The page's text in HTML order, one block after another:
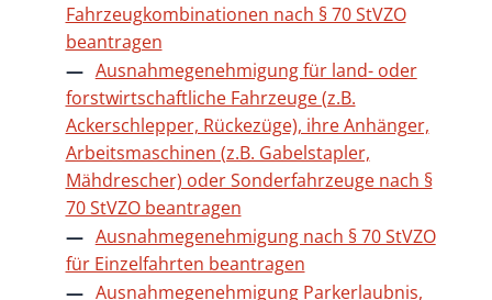
Fahrzeugkombinationen nach § 70 StVZO
beantragen
Ausnahmegenehmigung für land- oder
forstwirtschaftliche Fahrzeuge (z.B.
Ackerschlepper, Rückezüge), ihre Anhänger,
Arbeitsmaschinen (z.B. Gabelstapler,
Mähdrescher) oder Sonderfahrzeuge nach §
70 StVZO beantragen
Ausnahmegenehmigung nach § 70 StVZO
für Einzelfahrten beantragen
Ausnahmegenehmigung Parkerlaubnis,